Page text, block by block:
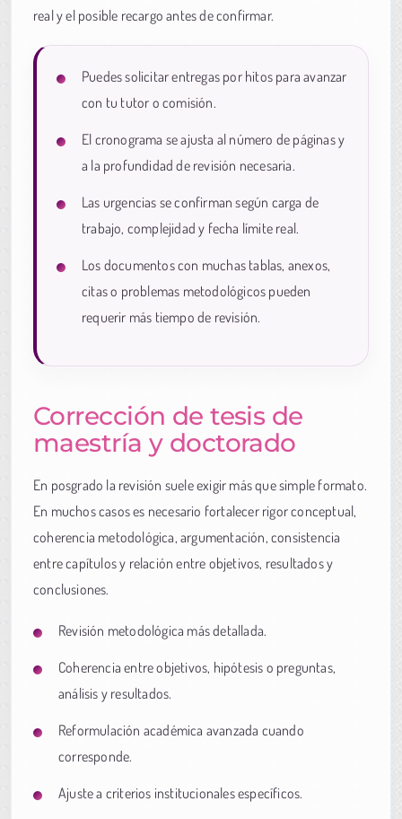
real y el posible recargo antes de confirmar.
Puedes solicitar entregas por hitos para avanzar
con tu tutor o comisión.
El cronograma se ajusta al número de páginas y
a la profundidad de revisión necesaria.
Las urgencias se confirman según carga de
trabajo, complejidad y fecha límite real.
Los documentos con muchas tablas, anexos,
citas o problemas metodológicos pueden
requerir más tiempo de revisión.
Corrección de tesis de
maestría y doctorado
En posgrado la revisión suele exigir más que simple formato.
En muchos casos es necesario fortalecer rigor conceptual,
coherencia metodológica, argumentación, consistencia
entre capítulos y relación entre objetivos, resultados y
conclusiones.
Revisión metodológica más detallada.
Coherencia entre objetivos, hipótesis o preguntas,
análisis y resultados.
Reformulación académica avanzada cuando
corresponde.
Ajuste a criterios institucionales específicos.